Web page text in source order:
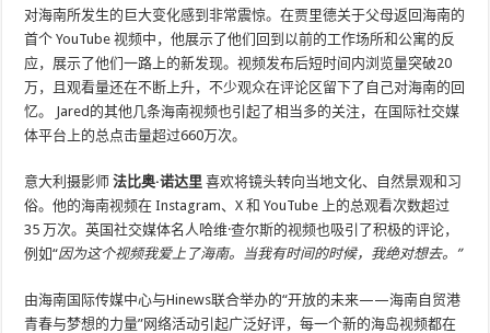
对海南所发生的巨大变化感到非常震惊。在贾里德关于父母返回海南的
首个 YouTube 视频中，他展示了他们回到以前的工作场所和公寓的反
应，展示了他们一路上的新发现。视频发布后短时间内浏览量突破20
万，且观看量还在不断上升，不少观众在评论区留下了自己对海南的回
忆。 Jared的其他几条海南视频也引起了相当多的关注，在国际社交媒
体平台上的总点击量超过660万次。
意大利摄影师法比奥·诺达里 喜欢将镜头转向当地文化、自然景观和习
俗。他的海南视频在 Instagram、X 和 YouTube 上的总观看次数超过
35 万次。英国社交媒体名人哈维·查尔斯的视频也吸引了积极的评论，
例如“因为这个视频我爱上了海南。当我有时间的时候，我绝对想去。”
由海南国际传媒中心与Hinews联合举办的“开放的未来——海南自贸港
青春与梦想的力量”网络活动引起广泛好评，每一个新的海岛视频都在